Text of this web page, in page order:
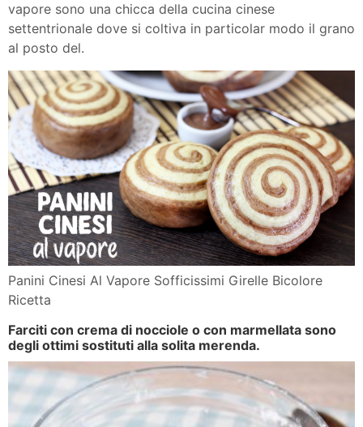
vapore sono una chicca della cucina cinese
settentrionale dove si coltiva in particolar modo il grano
al posto del.
Panini Cinesi Al Vapore Sofficissimi Girelle Bicolore
Ricetta
Farciti con crema di nocciole o con marmellata sono
degli ottimi sostituti alla solita merenda.